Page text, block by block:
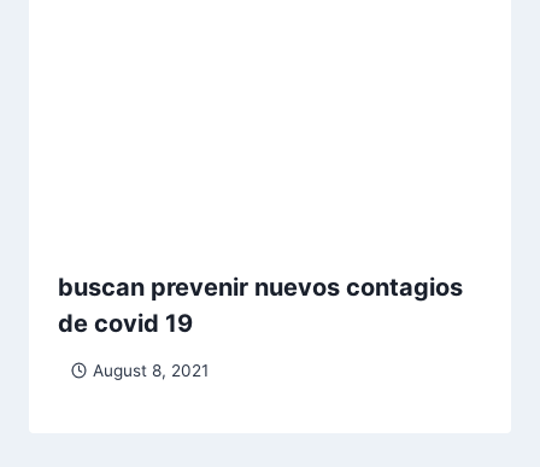
buscan prevenir nuevos contagios
de covid 19
August 8, 2021